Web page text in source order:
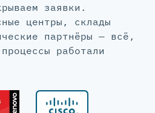
заявки.
центры, склады
партнёры — всё,
работали